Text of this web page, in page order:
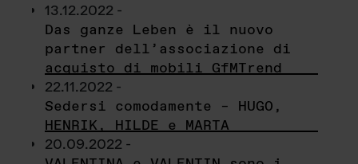
13.12.2022 -
Das ganze Leben è il nuovo
partner dell’associazione di
acquisto di mobili GfMTrend
22.11.2022 -
Sedersi comodamente – HUGO,
HENRIK, HILDE e MARTA
20.09.2022 -